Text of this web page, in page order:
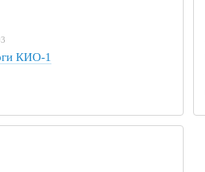
КИО-1